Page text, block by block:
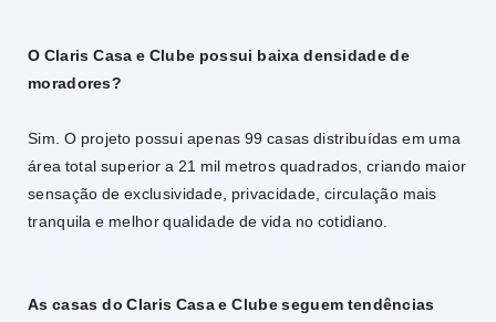
O Claris Casa e Clube possui baixa densidade de
moradores?
Sim. O projeto possui apenas 99 casas distribuídas em uma
área total superior a 21 mil metros quadrados, criando maior
sensação de exclusividade, privacidade, circulação mais
tranquila e melhor qualidade de vida no cotidiano.
As casas do Claris Casa e Clube seguem tendências